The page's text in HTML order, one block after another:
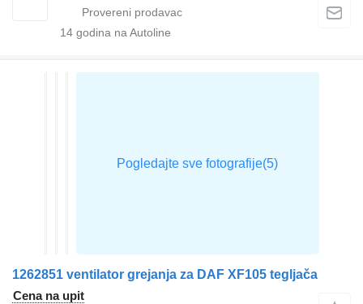
14 godina na Autoline
1262851 ventilator grejanja za DAF XF105 tegljača
Cena na upit